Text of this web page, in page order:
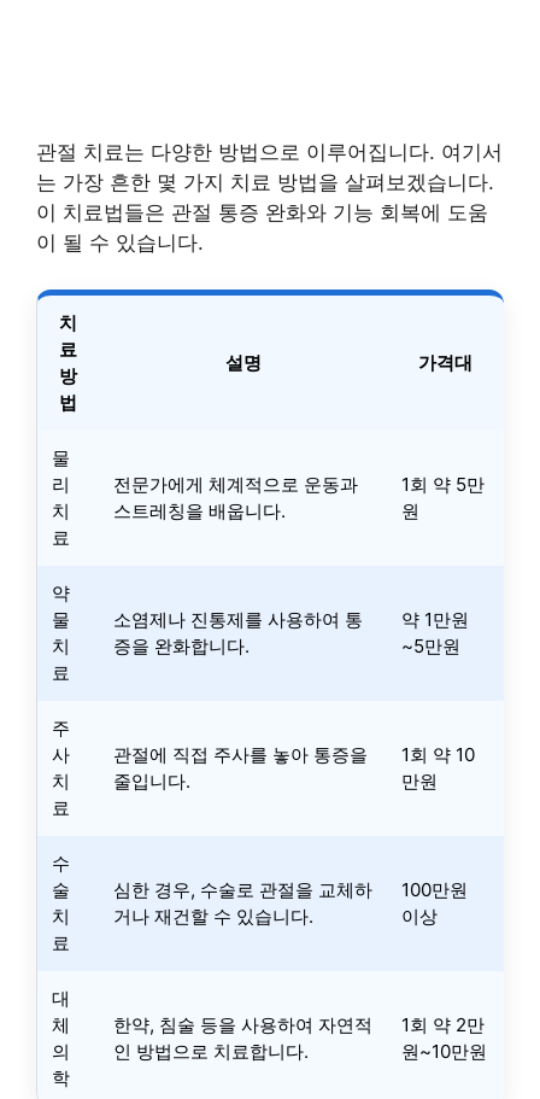
관절 치료는 다양한 방법으로 이루어집니다. 여기서
는 가장 흔한 몇 가지 치료 방법을 살펴보겠습니다.
이 치료법들은 관절 통증 완화와 기능 회복에 도움
이 될 수 있습니다.
치
료
방
법
설명 가격대
물
리
치
료
전문가에게 체계적으로 운동과
스트레칭을 배웁니다.
1회 약 5만
원
약
물
치
료
소염제나 진통제를 사용하여 통
증을 완화합니다.
약 1만원
~5만원
주
사
치
료
관절에 직접 주사를 놓아 통증을
줄입니다.
1회 약 10
만원
수
술
치
료
심한 경우, 수술로 관절을 교체하
거나 재건할 수 있습니다.
100만원
이상
대
체
의
학
한약, 침술 등을 사용하여 자연적
인 방법으로 치료합니다.
1회 약 2만
원~10만원